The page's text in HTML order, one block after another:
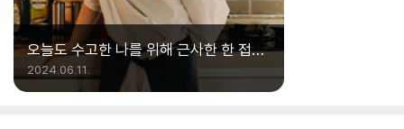
오늘도 수고한 나를 위해 근사한 한 접시,
『선요의 일상 파스타』
2024.06.11.